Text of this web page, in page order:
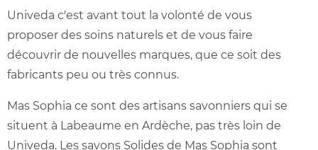
Univeda c'est avant tout la volonté de vous
proposer des soins naturels et de vous faire
découvrir de nouvelles marques, que ce soit des
fabricants peu ou très connus.
Mas Sophia ce sont des artisans savonniers qui se
situent à Labeaume en Ardèche, pas très loin de
Univeda. Les savons Solides de Mas Sophia sont